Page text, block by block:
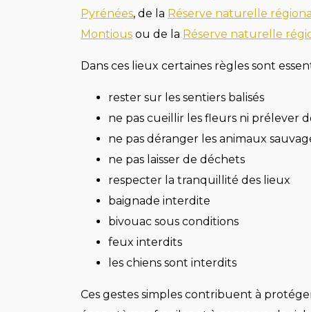
Pyrénées, de l a Réserve naturelle
Montious ou de la Réserve naturelle
Dans ces lieux certaines règles sont
rester sur les sentiers balisés
ne pas cueillir les fleurs ni prélever
ne pas déranger les animaux
ne pas laisser de déchets
respecter la tranquillité des lieux
baignade interdite
bivouac sous conditions
feux interdits
les chiens sont interdits
Ces gestes simples contribuent à